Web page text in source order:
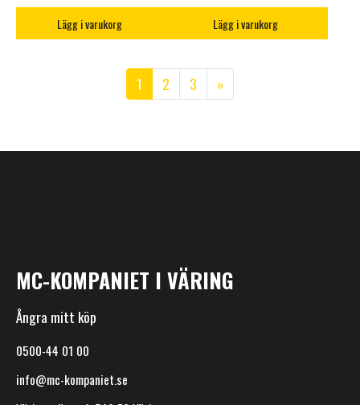
Lägg i varukorg Lägg i varukorg
1 2 3 »
MC-KOMPANIET I VÄRING
Ångra mitt köp
0500-44 01 00
info@mc-kompaniet.se